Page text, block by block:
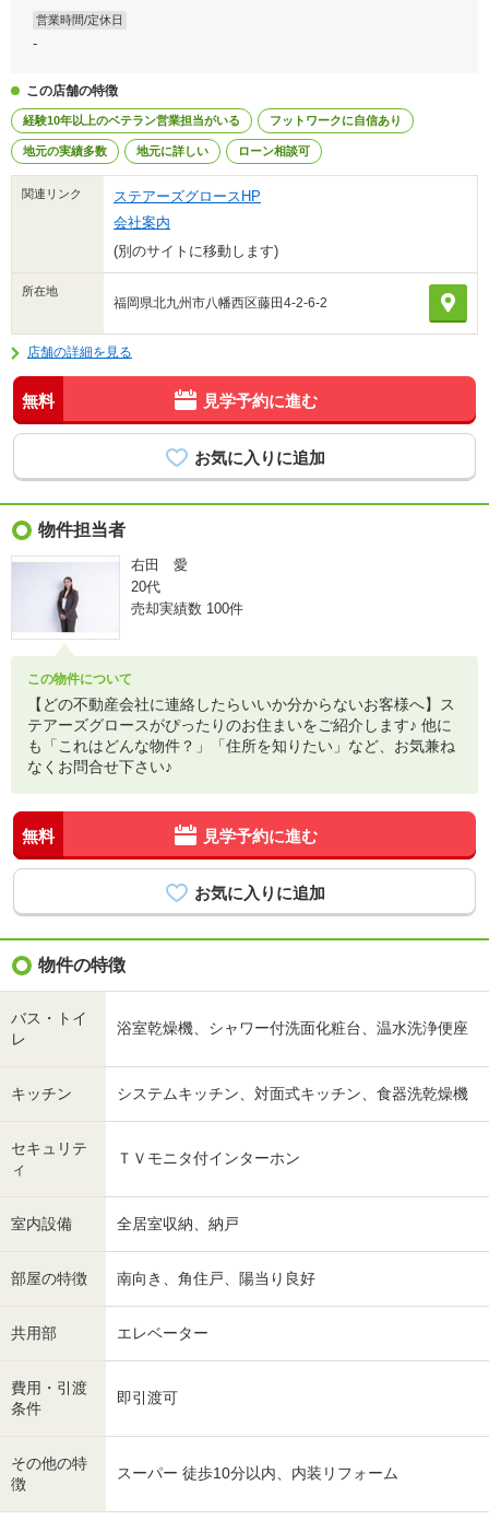
営業時間/定休日
-
この店舗の特徴
経験10年以上のベテラン営業担当がいる フットワークに自信あり
地元の実績多数 地元に詳しい ローン相談可
関連リンク
ステアーズグロースHP
会社案内
(別のサイトに移動します)
所在地
福岡県北九州市八幡西区藤田4-2-6-2
店舗の詳細を見る
無料 見学予約に進む
物件担当者
右田 愛
20代
売却実績数 100件
この物件について
【どの不動産会社に連絡したらいいか分からないお客様へ】ス
テアーズグロースがぴったりのお住まいをご紹介します♪ 他に
も「これはどんな物件？」「住所を知りたい」など、お気兼ね
なくお問合せ下さい♪
無料 見学予約に進む
物件の特徴
バス・トイ
レ
浴室乾燥機、シャワー付洗面化粧台、温水洗浄便座
キッチン システムキッチン、対面式キッチン、食器洗乾燥機
セキュリテ
ィ
ＴＶモニタ付インターホン
室内設備 全居室収納、納戸
部屋の特徴 南向き、角住戸、陽当り良好
共用部 エレベーター
費用・引渡
条件
即引渡可
その他の特
徴
スーパー 徒歩10分以内、内装リフォーム